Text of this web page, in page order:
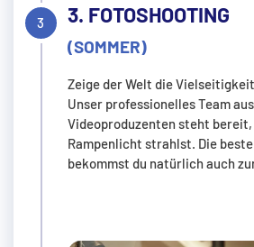
3. FOTOSHOOTING
(SOMMER)
Zeige der Welt die
Unser professionelles Team
Videoproduzenten steht
Rampenlicht strahlst. Die
bekommst du natürlich auch